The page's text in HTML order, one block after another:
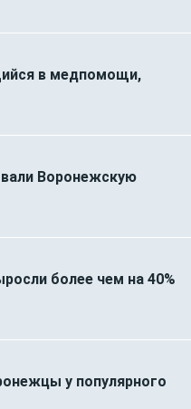
в медпомощи,
Воронежскую
более чем на 40%
у популярного